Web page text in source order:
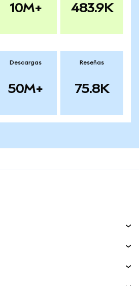
10M+ 483.9K
Descargas
50M+
Reseñas
75.8K